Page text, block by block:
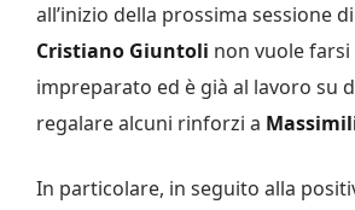
all’inizio della prossima sessione
Cristiano Giuntoli non vuole
impreparato ed è già al lavoro su
regalare alcuni rinforzi a
In particolare, in seguito alla